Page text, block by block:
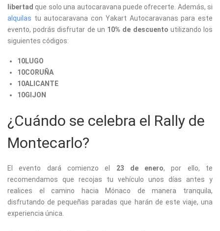
libertad que solo una autocaravana puede ofrecerte. Además, si
alquilas tu autocaravana con Yakart Autocaravanas para este
evento, podrás disfrutar de un 10% de descuento utilizando los
siguientes códigos:
10LUGO
10CORUÑA
10ALICANTE
10GIJON
¿Cuándo se celebra el Rally de
Montecarlo?
El evento dará comienzo el 23 de enero, por ello, te
recomendamos que recojas tu vehículo unos días antes y
realices el camino hacia Mónaco de manera tranquila,
disfrutando de pequeñas paradas que harán de este viaje, una
experiencia única.